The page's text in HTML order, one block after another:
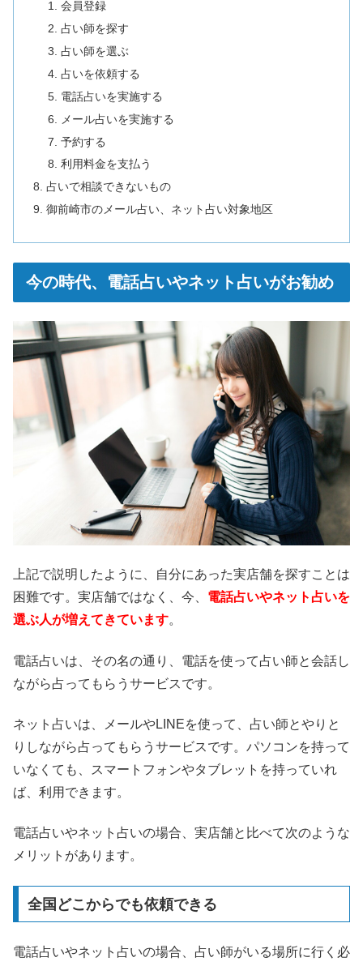
会員登録
占い師を探す
占い師を選ぶ
占いを依頼する
電話占いを実施する
メール占いを実施する
予約する
利用料金を支払う
占いで相談できないもの
御前崎市のメール占い、ネット占い対象地区
今の時代、電話占いやネット占いがお勧め
上記で説明したように、自分にあった実店舗を探すことは
困難です。実店舗ではなく、今、 電話占いやネット占いを
選ぶ人が増えてきています。
電話占いは、その名の通り、電話を使って占い師と会話し
ながら占ってもらうサービスです。
ネット占いは、メールやLINEを使って、占い師とやりと
りしながら占ってもらうサービスです。パソコンを持って
いなくても、スマートフォンやタブレットを持っていれ
ば、利用できます。
電話占いやネット占いの場合、実店舗と比べて次のような
メリットがあります。
全国どこからでも依頼できる
電話占いやネット占いの場合、占い師がいる場所に行く必